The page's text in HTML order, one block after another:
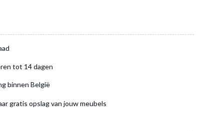
tot 14 dagen
binnen België
gratis opslag van jouw meubels